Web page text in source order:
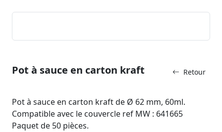
Retour
Pot à sauce en carton kraft
Pot à sauce en carton kraft de Ø 62 mm, 60ml.
Compatible avec le couvercle ref MW : 641665
Paquet de 50 pièces.